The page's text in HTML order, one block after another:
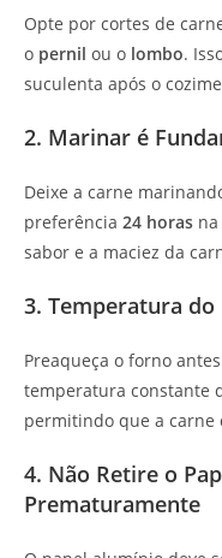
Opte por cortes de
o pernil ou o lombo.
suculenta após o
2. Marinar é
Deixe a carne
preferência 24 horas
sabor e a maciez da
3. Temperatura do
Preaqueça o forno
temperatura constante
permitindo que a carne
4. Não Retire o
Prematuramente